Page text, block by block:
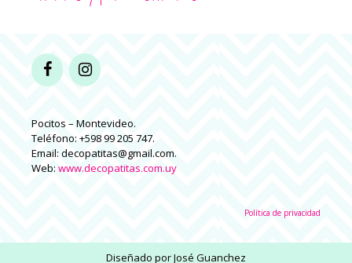
Pocitos – Montevideo.
Teléfono: +598 99 205 747.
Email: decopatitas@gmail.com.
Web: www.decopatitas.com.uy
Política de privacidad
Diseñado porJosé Guanchez